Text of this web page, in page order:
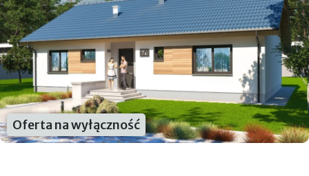
Oferta na wyłączność